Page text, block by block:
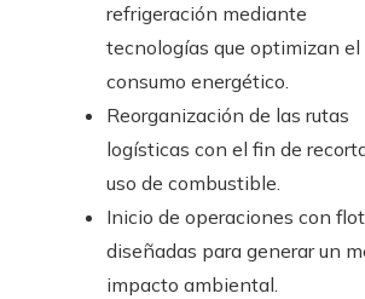
refrigeración mediante
tecnologías que optimizan el
consumo energético.
Reorganización de las rutas
logísticas con el fin de
uso de combustible.
Inicio de operaciones con
diseñadas para generar un
impacto ambiental.